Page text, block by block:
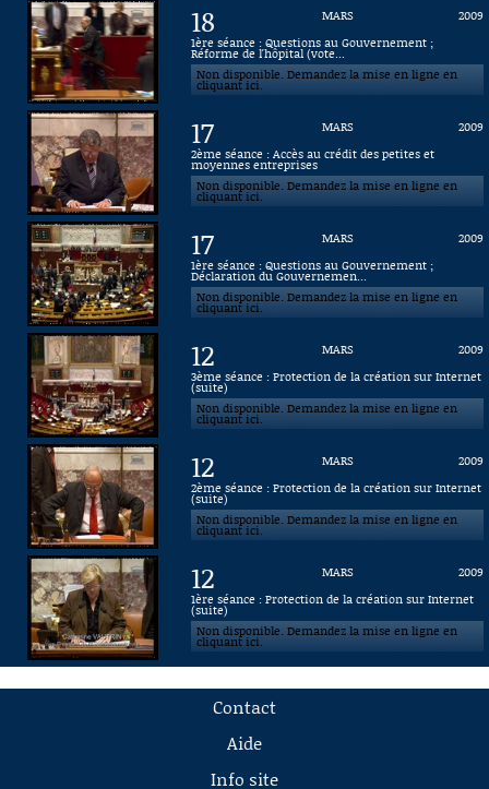
18 MARS
2009
1ère séance : Questions au Gouvernement ;
Réforme de l'hôpital (vote...
Non disponible. Demandez la mise en ligne en
cliquant ici.
17 MARS
2009
2ème séance : Accès au crédit des petites et
moyennes entreprises
Non disponible. Demandez la mise en ligne en
cliquant ici.
17 MARS
2009
1ère séance : Questions au Gouvernement ;
Déclaration du Gouvernemen...
Non disponible. Demandez la mise en ligne en
cliquant ici.
12 MARS
2009
3ème séance : Protection de la création sur Internet
(suite)
Non disponible. Demandez la mise en ligne en
cliquant ici.
12 MARS
2009
2ème séance : Protection de la création sur Internet
(suite)
Non disponible. Demandez la mise en ligne en
cliquant ici.
12 MARS
2009
1ère séance : Protection de la création sur Internet
(suite)
Non disponible. Demandez la mise en ligne en
cliquant ici.
Contact
Aide
Info site